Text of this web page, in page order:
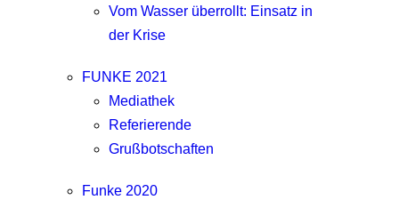
Vom Wasser überrollt: Einsatz in
der Krise
FUNKE 2021
Mediathek
Referierende
Grußbotschaften
Funke 2020